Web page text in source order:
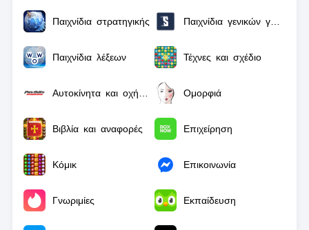
Παιχνίδια στρατηγικής
Παιχνίδια λέξεων Τέχνες και σχέδιο
Ομορφιά
Βιβλία και αναφορές Επιχείρηση
Κόμικ Επικοινωνία
Γνωριμίες Εκπαίδευση